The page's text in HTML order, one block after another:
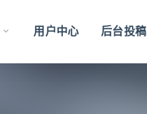
用户中心 后台投稿